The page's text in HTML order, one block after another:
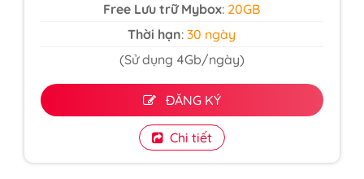
Free Lưu trữ Mybox: 20GB
Thời hạn: 30 ngày
(Sử dụng 4Gb/ngày)
ĐĂNG KÝ
Chi tiết